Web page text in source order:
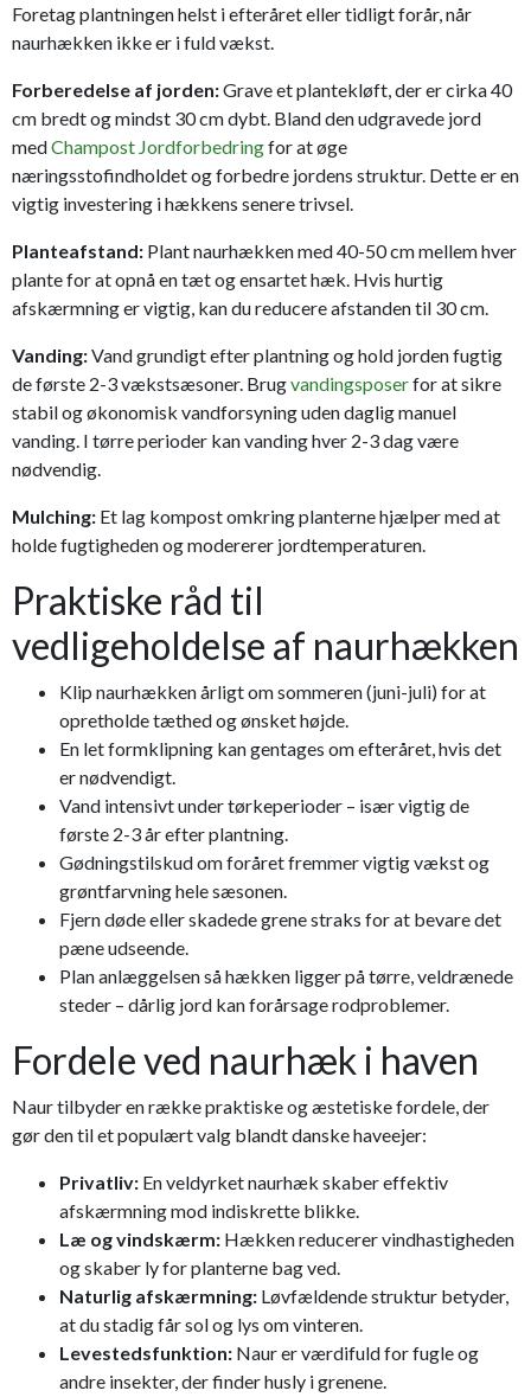
Foretag plantningen helst i efteråret eller tidligt forår, når
naurhækken ikke er i fuld vækst.
Forberedelse af jorden:Grave et plantekløft, der er cirka 40
cm bredt og mindst 30 cm dybt. Bland den udgravede jord
medChampost Jordforbedringfor at øge
næringsstofindholdet og forbedre jordens struktur. Dette er en
vigtig investering i hækkens senere trivsel.
Planteafstand: Plant naurhækken med 40-50 cm mellem hver
plante for at opnå en tæt og ensartet hæk. Hvis hurtig
afskærmning er vigtig, kan du reducere afstanden til 30 cm.
Vanding:Vand grundigt efter plantning og hold jorden fugtig
de første 2-3 vækstsæsoner. Brugvandingsposerfor at sikre
stabil og økonomisk vandforsyning uden daglig manuel
vanding. I tørre perioder kan vanding hver 2-3 dag være
nødvendig.
Mulching: Et lag kompost omkring planterne hjælper med at
holde fugtigheden og modererer jordtemperaturen.
Praktiske råd til
vedligeholdelse af naurhækken
Klip naurhækken årligt om sommeren (juni-juli) for at
opretholde tæthed og ønsket højde.
En let formklipning kan gentages om efteråret, hvis det
er nødvendigt.
Vand intensivt under tørkeperioder – især vigtig de
første 2-3 år efter plantning.
Gødningstilskud om foråret fremmer vigtig vækst og
grøntfarvning hele sæsonen.
Fjern døde eller skadede grene straks for at bevare det
pæne udseende.
Plan anlæggelsen så hækken ligger på tørre, veldrænede
steder – dårlig jord kan forårsage rodproblemer.
Fordele ved naurhæk i haven
Naur tilbyder en række praktiske og æstetiske fordele, der
gør den til et populært valg blandt danske haveejer:
Privatliv: En veldyrket naurhæk skaber effektiv
afskærmning mod indiskrette blikke.
Læ og vindskærm: Hækken reducerer vindhastigheden
og skaber ly for planterne bag ved.
Naturlig afskærmning: Løvfældende struktur betyder,
at du stadig får sol og lys om vinteren.
Levestedsfunktion: Naur er værdifuld for fugle og
andre insekter, der finder husly i grenene.